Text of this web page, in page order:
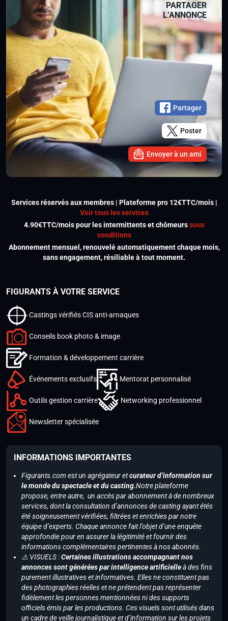
PARTAGER
L’ANNONCE
Partager
Poster
Envoyer à un ami
Services réservés aux membres | Plateforme pro 12€TTC/mois |
Voir tous les services
4.90€TTC/mois pour les intermittents et chômeurssous
conditions
Abonnement mensuel, renouvelé automatiquement chaque mois,
sans engagement, résiliable à tout moment.
FIGURANTS À VOTRE SERVICE
Castings vérifiés CIS anti-arnaques
Conseils book photo & image
Formation & développement carrière
Événements exclusifs Mentorat personnalisé
Outils gestion carrière Networking professionnel
Newsletter spécialisée
INFORMATIONS IMPORTANTES
Figurants.com est un agrégateur etcurateur d’information sur
le monde du spectacle et du casting.Notre plateforme
propose, entre autre, un accès par abonnement à de nombreux
services, dont la consultation d’annonces de casting ayant étés
été soigneusement vérifiées, filtrées et enrichies par notre
équipe d’experts. Chaque annonce fait l’objet d’une enquête
approfondie pour en assurer la légitimité et fournir des
informations complémentaires pertinentes à nos abonnés.
⚠️ VISUELS :Certaines illustrations accompagnant nos
annonces sont générées par intelligence artificielleà des fins
purement illustratives et informatives. Elles ne constituent pas
des photographies réelles et ne prétendent pas représenter
fidèlement les personnes mentionnées ni des supports
officiels émis par les productions. Ces visuels sont utilisés dans
un cadre de veille journalistique et d’information sur les projets